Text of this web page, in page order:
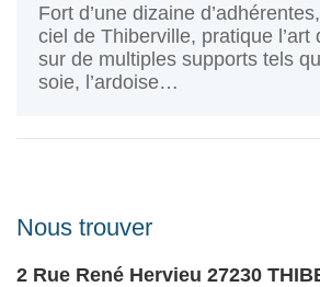
Fort d’une dizaine
ciel de Thiberville, pratique l’art
sur de multiples supports tels
soie, l’ardoise…
Nous trouver
2 Rue René Hervieu 27230